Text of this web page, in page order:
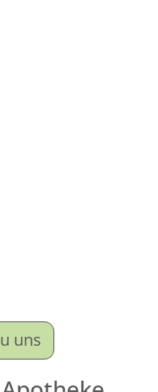
uns